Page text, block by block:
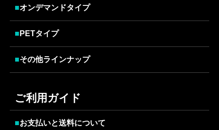
■オンデマンドタイプ
■ PETタイプ
■その他ラインナップ
ご利用ガイド
■お支払いと送料について